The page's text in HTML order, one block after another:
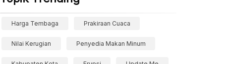
Harga Tembaga Prakiraan Cuaca
Nilai Kerugian Penyedia Makan Minum